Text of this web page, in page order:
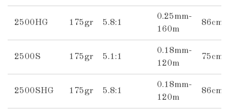
2500HG 175gr 5.8:1
0.25mm-
160m
86cm
2500S 175gr 5.1:1
0.18mm-
120m
75cm
2500SHG 175gr 5.8:1
0.18mm-
120m
86cm